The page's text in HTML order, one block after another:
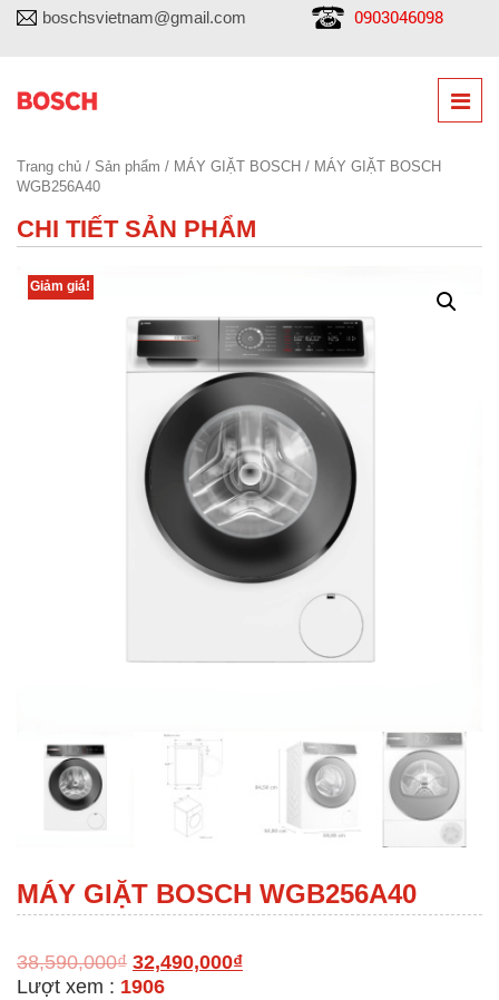
boschsvietnam@gmail.com 0903046098
Trang chủ / Sản phẩm / MÁY GIẶT BOSCH / MÁY GIẶT BOSCH
WGB256A40
CHI TIẾT SẢN PHẨM
Giảm giá!
MÁY GIẶT BOSCH WGB256A40
38,590,000₫ 32,490,000₫
Lượt xem : 1906